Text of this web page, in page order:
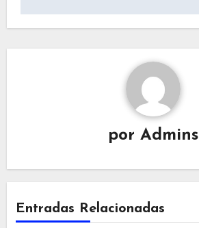
por Admins
Entradas Relacionadas